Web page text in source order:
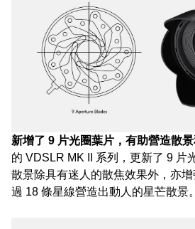
新增了 9 片光圈葉片，有助營造散
的 VDSLR MK II 系列，更新了 9 片
散景除具有迷人的散焦效果外，亦
過 18 條星線營造出動人的星芒散景。